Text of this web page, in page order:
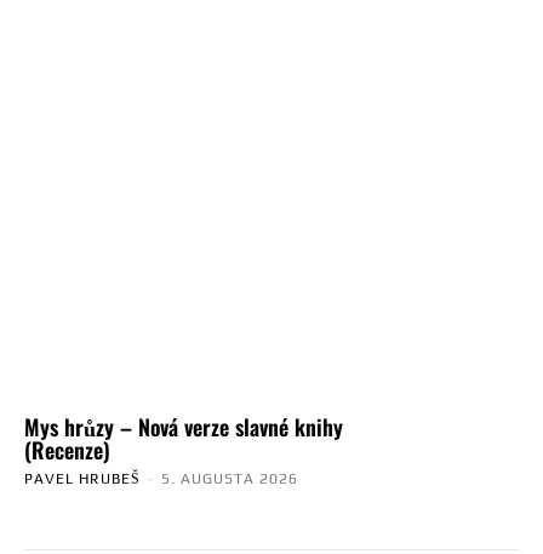
Mys hrůzy – Nová verze slavné knihy
(Recenze)
PAVEL HRUBEŠ - 5. AUGUSTA 2026